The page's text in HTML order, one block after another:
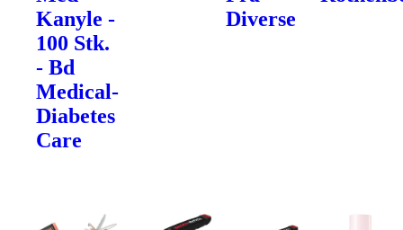
Kanyle -
100 Stk.
- Bd
Medical-
Diabetes
Care
Diverse